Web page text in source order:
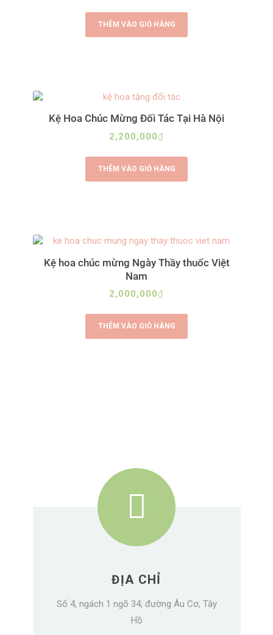
THÊM VÀO GIỎ HÀNG
Kệ Hoa Chúc Mừng Đối Tác Tại Hà Nội
2,200,000₫
THÊM VÀO GIỎ HÀNG
Kệ hoa chúc mừng Ngày Thầy thuốc Việt
Nam
2,000,000₫
THÊM VÀO GIỎ HÀNG
ĐỊA CHỈ
Số 4, ngách 1 ngõ 34, đường Âu Cơ, Tây
Hồ